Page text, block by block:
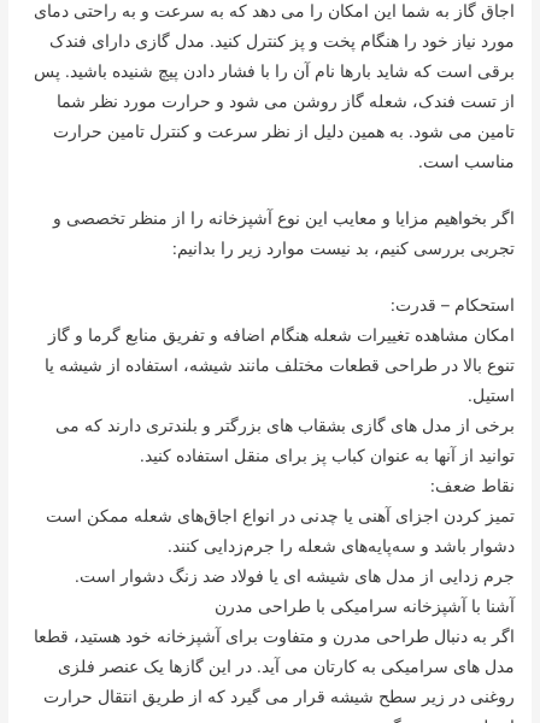
اجاق گاز به شما این امکان را می دهد که به سرعت و به راحتی دمای
مورد نیاز خود را هنگام پخت و پز کنترل کنید. مدل گازی دارای فندک
برقی است که شاید بارها نام آن را با فشار دادن پیچ شنیده باشید. پس
از تست فندک، شعله گاز روشن می شود و حرارت مورد نظر شما
تامین می شود. به همین دلیل از نظر سرعت و کنترل تامین حرارت
مناسب است.
اگر بخواهیم مزایا و معایب این نوع آشپزخانه را از منظر تخصصی و
تجربی بررسی کنیم، بد نیست موارد زیر را بدانیم:
استحکام – قدرت:
امکان مشاهده تغییرات شعله هنگام اضافه و تفریق منابع گرما و گاز
تنوع بالا در طراحی قطعات مختلف مانند شیشه، استفاده از شیشه یا
استیل.
برخی از مدل های گازی بشقاب های بزرگتر و بلندتری دارند که می
توانید از آنها به عنوان کباب پز برای منقل استفاده کنید.
نقاط ضعف:
تمیز کردن اجزای آهنی یا چدنی در انواع اجاق‌های شعله ممکن است
دشوار باشد و سه‌پایه‌های شعله را جرم‌زدایی کنند.
جرم زدایی از مدل های شیشه ای یا فولاد ضد زنگ دشوار است.
آشنا با آشپزخانه سرامیکی با طراحی مدرن
اگر به دنبال طراحی مدرن و متفاوت برای آشپزخانه خود هستید، قطعا
مدل های سرامیکی به کارتان می آید. در این گازها یک عنصر فلزی
روغنی در زیر سطح شیشه قرار می گیرد که از طریق انتقال حرارت